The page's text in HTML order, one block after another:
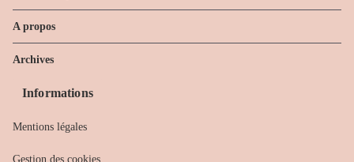
A propos
Archives
Informations
Mentions légales
Gestion des cookies